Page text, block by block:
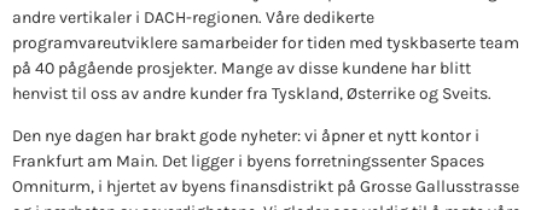
andre vertikaler i DACH-regionen. Våre dedikerte
programvareutviklere samarbeider for tiden med tyskbaserte team
på 40 pågående prosjekter. Mange av disse kundene har blitt
henvist til oss av andre kunder fra Tyskland, Østerrike og Sveits.
Den nye dagen har brakt gode nyheter: vi åpner et nytt kontor i
Frankfurt am Main. Det ligger i byens forretningssenter Spaces
Omniturm, i hjertet av byens finansdistrikt på Grosse Gallusstrasse